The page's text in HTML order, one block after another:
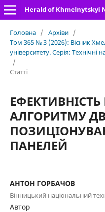
Головна / Архіви /
Том 365 № 3 (2026): Вісник
університету. Серія: Технічні
/
Статті
АЛГОРИТМУ
ПАНЕЛЕЙ
АНТОН ГОРБАЧОВ
Вінницький національний
Автор